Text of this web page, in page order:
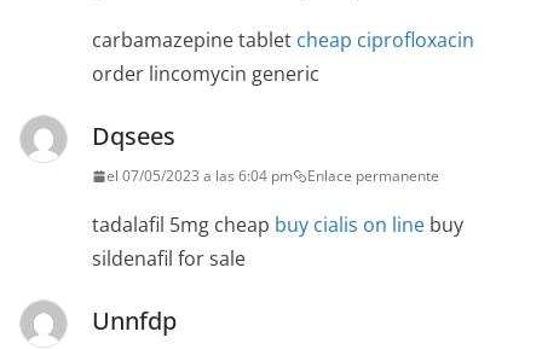
carbamazepine tablet cheap ciprofloxacin
order lincomycin generic
Dqsees
el 07/05/2023 a las 6:04 pm Enlace permanente
tadalafil 5mg cheap buy cialis on line buy
sildenafil for sale
Unnfdp